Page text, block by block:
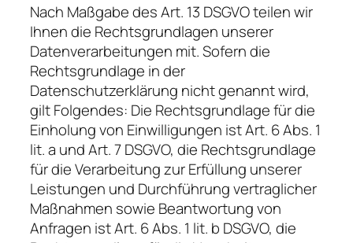
Nach Maßgabe des Art. 13 DSGVO teilen wir
Ihnen die Rechtsgrundlagen unserer
Datenverarbeitungen mit. Sofern die
Rechtsgrundlage in der
Datenschutzerklärung nicht genannt wird,
gilt Folgendes: Die Rechtsgrundlage für die
Einholung von Einwilligungen ist Art. 6 Abs. 1
lit. a und Art. 7 DSGVO, die Rechtsgrundlage
für die Verarbeitung zur Erfüllung unserer
Leistungen und Durchführung vertraglicher
Maßnahmen sowie Beantwortung von
Anfragen ist Art. 6 Abs. 1 lit. b DSGVO, die